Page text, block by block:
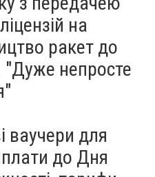
на
ракет до
непросте
ваучери для
до Дня